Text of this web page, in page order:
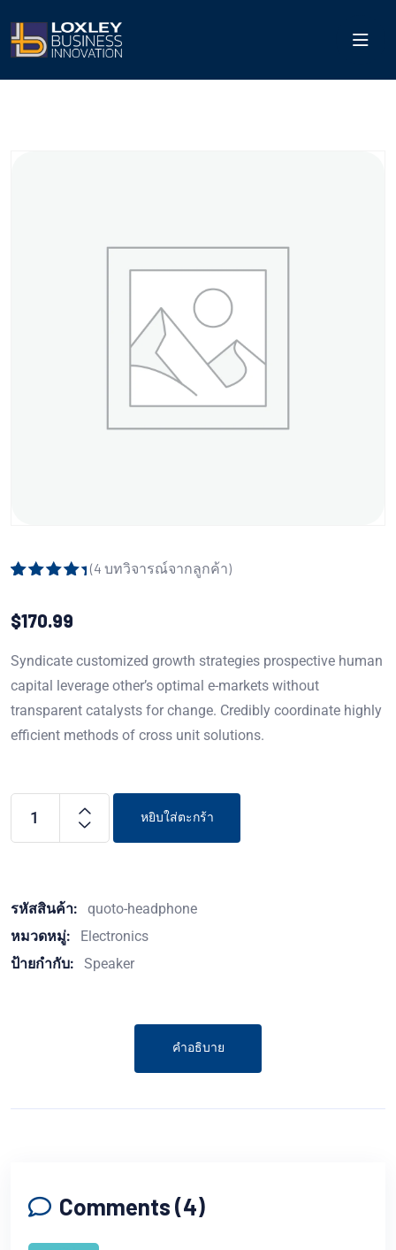
คะแนนเต็ม
บน การให้
ลูกค้า
(4 บทวิจารณ์จากลูกค้า)
$170.99
Syndicate customized growth strategies prospective human
capital leverage other’s optimal e-markets without
transparent catalysts for change. Credibly coordinate highly
efficient methods of cross unit solutions.
หยิบใส่ตะกร้า
รหัสสินค้า:
quoto-headphone
หมวดหมู่:
Electronics
ป้ายกำกับ:
Speaker
คำอธิบาย
Comments (4)